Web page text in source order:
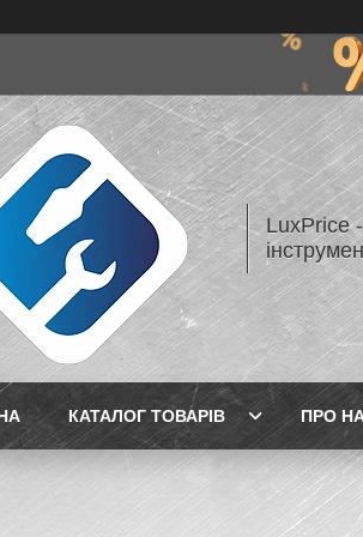
LuxPrice
КАТАЛОГ ТОВАРІВ ПРО